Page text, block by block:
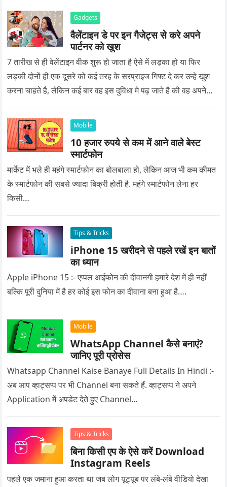
Gadgets
वैलेंटाइन डे पर इन गैजेट्स से करे अपने
पार्टनर को खुश
7 तारीख से ही वेलेंटाइन वीक शुरू हो जाता है ऐसे में लड़का हो या फिर
लड़की दोनों ही एक दूसरे को कई तरह के सरप्राइज गिफ्ट दे कर उन्हे खुश
करना चाहते है, लेकिन कई बार वह इस दुविधा मे पढ़ जाते है की वह अपने
Mobile
10 हजार रुपये से कम में आने वाले बेस्ट
स्मार्टफोन
मार्केट में भले ही महंगे स्मार्टफोन का बोलबाला हो, लेकिन आज भी कम कीमत
के स्मार्टफोन की सबसे ज्यादा बिक्री होती है. महंगे स्मार्टफोन लेना हर
किसी…
Tips & Tricks
iPhone 15 खरीदने से पहले रखें इन बातों
का ध्यान
Apple iPhone 15 :- एप्पल आईफोन की दीवानगी हमारे देश में ही नहीं
बल्कि पूरी दुनिया में है हर कोई इस फोन का दीवाना बना हुआ है….
Mobile
WhatsApp Channel कैसे बनाएं?
जानिए पूरी प्रोसेस
Whatsapp Channel Kaise Banaye Full Details In Hindi :-
अब आप व्हाट्सप्प पर भी Channel बना सकते हैं. व्हाट्सप्प ने अपने
Application में अपडेट देते हुए Channel…
Tips & Tricks
बिना किसी एप के ऐसे करें Download
Instagram Reels
पहले एक जमाना हुआ करता था जब लोग यूट्यूब पर लंबे-लंबे वीडियो देखा